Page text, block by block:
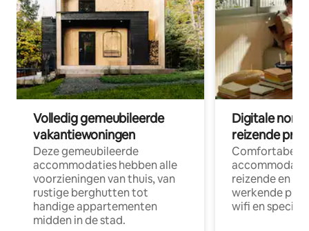
Volledig gemeubileerde
vakantiewoningen
Deze gemeubileerde
accommodaties hebben alle
voorzieningen van thuis, van
rustige berghutten tot
handige appartementen
midden in de stad.
Digitale
reizende
Comfortabele
reizende en
werkende
wifi en